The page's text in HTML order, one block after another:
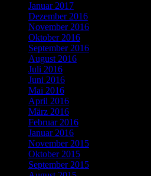
Januar 2017
Dezember 2016
November 2016
Oktober 2016
September 2016
August 2016
Juli 2016
Juni 2016
Mai 2016
April 2016
März 2016
Februar 2016
Januar 2016
November 2015
Oktober 2015
September 2015